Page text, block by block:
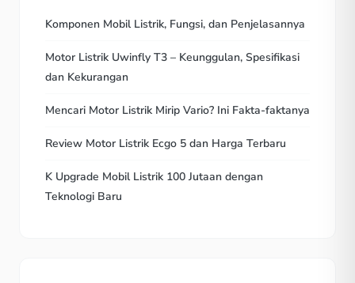
Komponen Mobil Listrik, Fungsi, dan Penjelasannya
Motor Listrik Uwinfly T3 – Keunggulan, Spesifikasi
dan Kekurangan
Mencari Motor Listrik Mirip Vario? Ini Fakta-faktanya
Review Motor Listrik Ecgo 5 dan Harga Terbaru
K Upgrade Mobil Listrik 100 Jutaan dengan
Teknologi Baru